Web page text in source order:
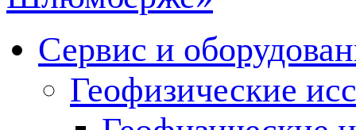
Сервис и
Геофизические